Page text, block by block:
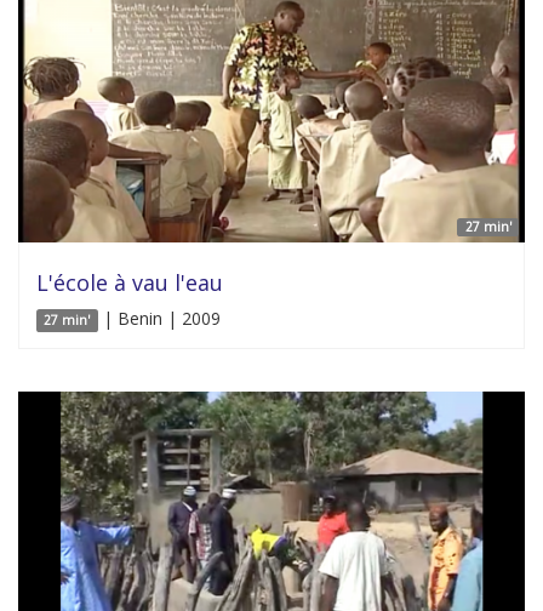
27 min'
L'école à vau l'eau
27 min' | Benin | 2009